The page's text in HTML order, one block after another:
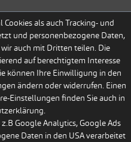
als auch Tracking- und
und personenbezogene Daten,
auch mit Dritten teilen. Die
auf berechtigtem Interesse
können Ihre Einwilligung in den
ändern oder widerrufen. Einen
Einstellungen finden Sie auch in
Google Analytics, Google Ads
Daten in den USA verarbeitet